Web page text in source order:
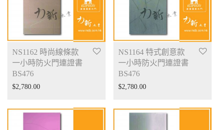
NS1162 時尚線條款
一小時防火門連證書
BS476
$2,780.00
NS1164 特式創意款
一小時防火門連證書
BS476
$2,780.00